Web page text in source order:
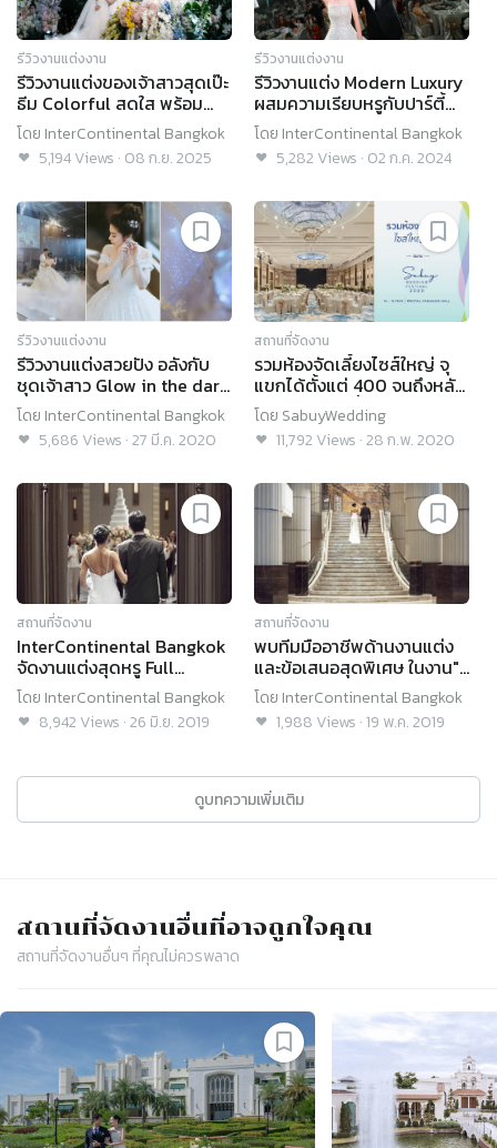
รีวิวงานแต่งงาน
รีวิวงานแต่งของเจ้าสาวสุดเป๊ะ
ธีม Colorful สดใส พร้อม
เซอร์ไพรส์ศิลปินดัง
@InterContinental
Bangkok
โดย InterContinental Bangkok
5,194Views · 08 ก.ย. 2025
รีวิวงานแต่งงาน
รีวิวงานแต่ง Modern Luxury
ผสมความเรียบหรูกับปาร์ตี้
แบบมินิคอนเสิร์ต
@InterContinental
Bangkok
โดย InterContinental Bangkok
5,282 Views · 02 ก.ค. 2024
รีวิวงานแต่งงาน
รีวิวงานแต่งสวยปัง อลังกับ
ชุดเจ้าสาว Glow in the dark
เรืองแสงได้ @
InterContinental Bangkok
โดย InterContinental Bangkok
5,686 Views ·27 มี.ค. 2020
สถานที่จัดงาน
รวมห้องจัดเลี้ยงไซส์ใหญ่ จุ
แขกได้ตั้งแต่ 400 จนถึงหลัก
พัน! (Part 1) ที่งาน
SabuyWedding Festival
2020
โดย SabuyWedding
11,792 Views ·28 ก.พ. 2020
สถานที่จัดงาน
InterContinental Bangkok
จัดงานแต่งสุดหรู Full
Option ในราคาที่คุณคาดไม่
ถึง!
โดย InterContinental Bangkok
8,942 Views ·26 มิ.ย. 2019
สถานที่จัดงาน
พบทีมมืออาชีพด้านงานแต่ง
และข้อเสนอสุดพิเศษ ในงาน"
Wedding In Style" 1-2 มิ.ย.
นี้ @ InterContinental
Bangkok
โดย InterContinental Bangkok
1,988 Views ·19 พ.ค. 2019
ดูบทความเพิ่มเติม
สถานที่จัดงานอื่นที่อาจถูกใจคุณ
สถานที่จัดงานอื่นๆ ที่คุณไม่ควรพลาด
Slide 1 of 4